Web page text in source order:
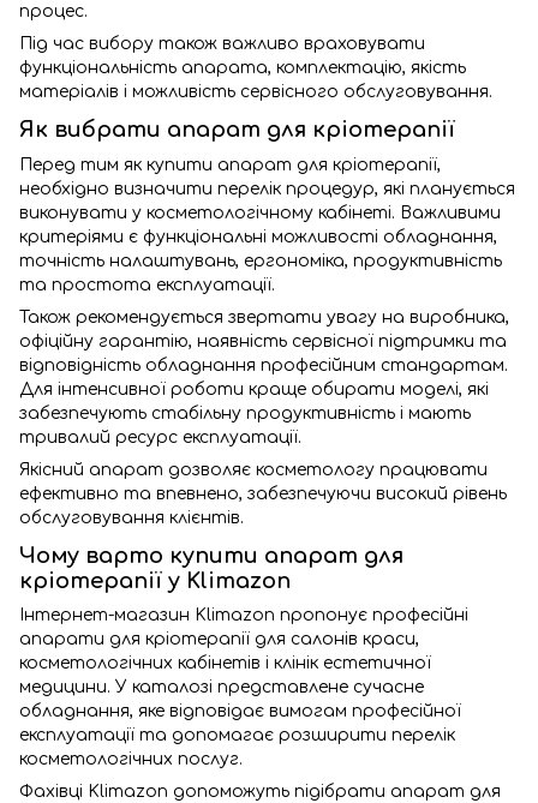
процес.
Під час вибору також важливо враховувати
функціональність апарата, комплектацію, якість
матеріалів і можливість сервісного обслуговування.
Як вибрати апарат для кріотерапії
Перед тим як купити апарат для кріотерапії,
необхідно визначити перелік процедур, які планується
виконувати у косметологічному кабінеті. Важливими
критеріями є функціональні можливості обладнання,
точність налаштувань, ергономіка, продуктивність
та простота експлуатації.
Також рекомендується звертати увагу на виробника,
офіційну гарантію, наявність сервісної підтримки та
відповідність обладнання професійним стандартам.
Для інтенсивної роботи краще обирати моделі, які
забезпечують стабільну продуктивність і мають
тривалий ресурс експлуатації.
Якісний апарат дозволяє косметологу працювати
ефективно та впевнено, забезпечуючи високий рівень
обслуговування клієнтів.
Чому варто купити апарат для
кріотерапії у Klimazon
Інтернет-магазин Klimazon пропонує професійні
апарати для кріотерапії для салонів краси,
косметологічних кабінетів і клінік естетичної
медицини. У каталозі представлене сучасне
обладнання, яке відповідає вимогам професійної
експлуатації та допомагає розширити перелік
косметологічних послуг.
Фахівці Klimazon допоможуть підібрати апарат для